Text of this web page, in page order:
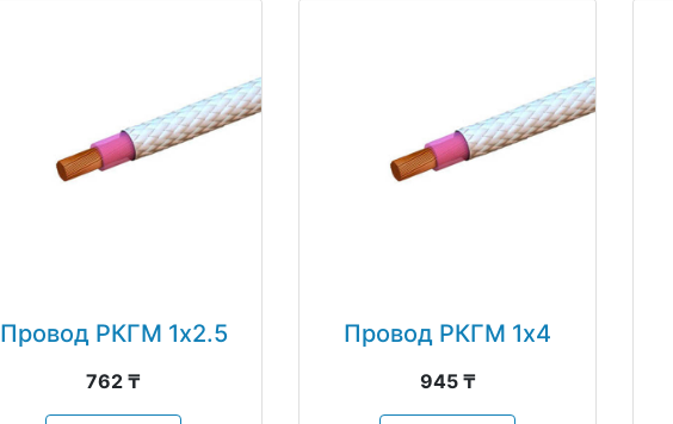
Провод РКГМ 1х2.5
762 ₸
Провод РКГМ 1х4
945 ₸